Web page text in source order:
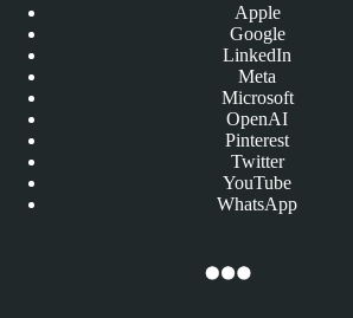
Apple
Google
LinkedIn
Meta
Microsoft
OpenAI
Pinterest
Twitter
YouTube
WhatsApp